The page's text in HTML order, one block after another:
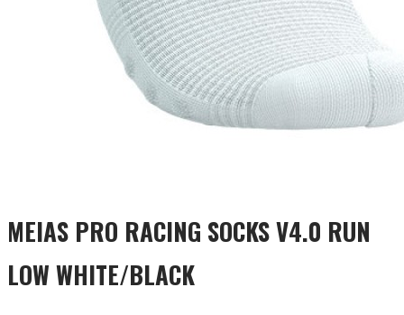
MEIAS PRO RACING SOCKS V4.0 RUN
LOW WHITE/BLACK